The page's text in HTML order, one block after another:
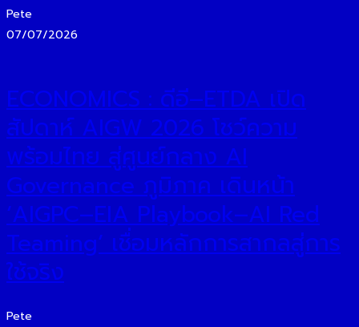
Pete
07/07/2026
ECONOMICS : ดีอี–ETDA เปิด
สัปดาห์ AIGW 2026 โชว์ความ
พร้อมไทย สู่ศูนย์กลาง AI
Governance ภูมิภาค เดินหน้า
‘AIGPC–EIA Playbook–AI Red
Teaming’ เชื่อมหลักการสากลสู่การ
ใช้จริง
Pete